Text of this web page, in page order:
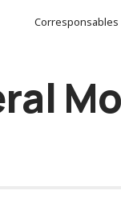
Corresponsables